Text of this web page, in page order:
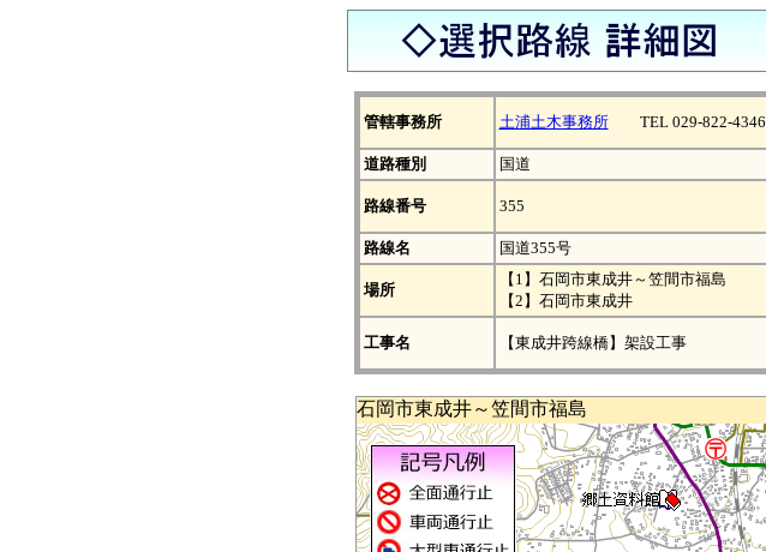
管轄事務所 土浦土木事務所TEL 029-822-4346
道路種別
国道
路線番号 355
路線名
国道355号
場所
【1】石岡市東成井～笠間市福島
【2】石岡市東成井
工事名 【東成井跨線橋】架設工事
石岡市東成井～笠間市福島